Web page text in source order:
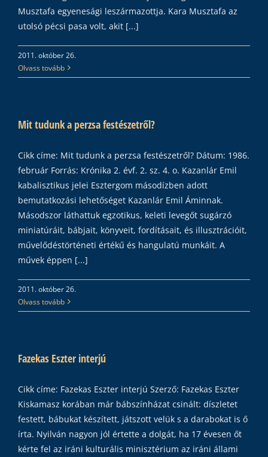
Musztafa egyenesági leszármazottja. Kara Musztafa az
utolsó pécsi pasa volt, akit [...]
2011. október 26.
Olvass tovább
Mit tudunk a perzsa festészetről?
Cikk címe: Mit tudunk a perzsa festészetről? Dátum: 1986.
február Forrás: Krónika 2. évf. 2. sz. 4. o. Kazanlár Emil
kabalisztikus jelei Esztergom másodízben adott
bemutatkozási lehetőséget Kazanlár Emil Áminnak.
Másodszor láthattuk egzotikus, keleti levegőt sugárzó
miniatúráit, bábjait, könyveit, fordításait, és illusztrációit,
művelődéstörténeti értékű és hangulatú munkáit. A
művek éppen [...]
2011. október 26.
Olvass tovább
Fazekas Eszter interjú
Cikk címe: Fazekas Eszter interjú Szerző: Fazekas Eszter
Kiskamasz korában már bábszínházat csinált: díszletet
festett, bábukat készített, játszott velük s a darabokat is ő
írta. Nyilván nagyon jól értette a dolgát, ha 17 évesen őt
kérte fel az iráni kulturális minisztérium az iráni állami